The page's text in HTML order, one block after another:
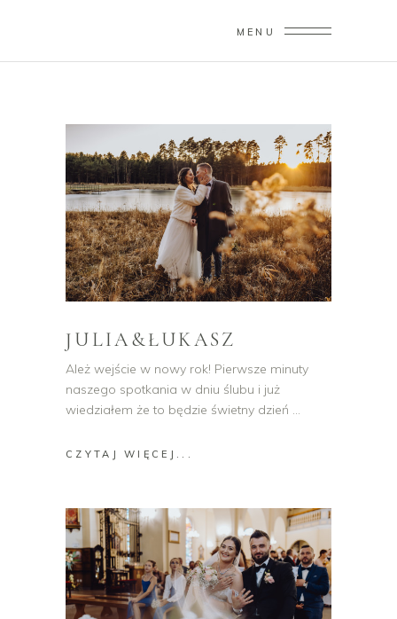
MENU
JULIA&ŁUKASZ
Ależ wejście w nowy rok! Pierwsze minuty
naszego spotkania w dniu ślubu i już
wiedziałem że to będzie świetny dzień
CZYTAJ WIĘCEJ...